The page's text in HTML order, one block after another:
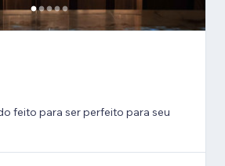
feito para ser perfeito para seu